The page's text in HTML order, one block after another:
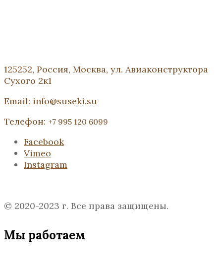
125252, Россия, Москва, ул. Авиаконструктора
Сухого 2к1
Email: info@suseki.su
Телефон: +7 995 120 6099
Facebook
Vimeo
Instagram
© 2020-2023 г. Все права защищены.
Мы работаем